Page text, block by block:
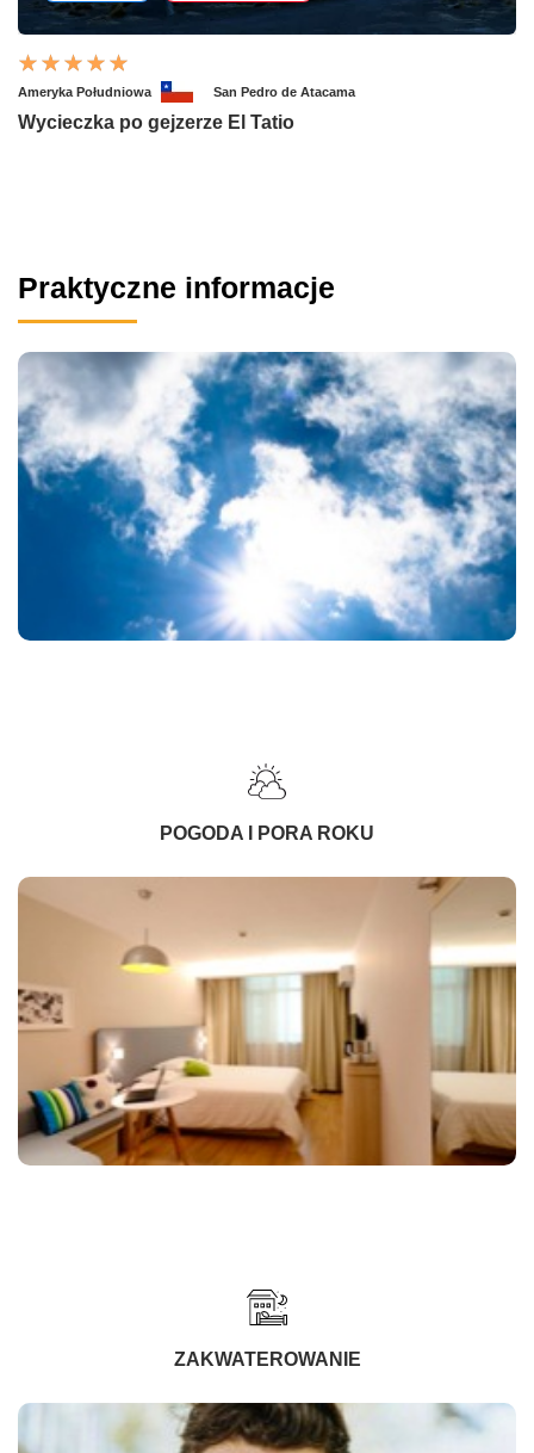
Ameryka Południowa San Pedro de Atacama
Wycieczka po gejzerze El Tatio
Praktyczne informacje
POGODA I PORA ROKU
ZAKWATEROWANIE